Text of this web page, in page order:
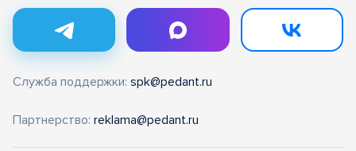
Служба поддержки: spk@pedant.ru
Партнерство: reklama@pedant.ru